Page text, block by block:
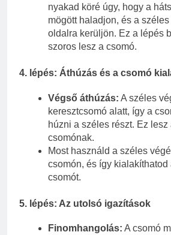
nyakad köré úgy, hogy a
mögött haladjon, és a
oldalra kerüljön. Ez a lépés
szoros lesz a csomó.
4. lépés: Áthúzás és a csomó
Végső áthúzás: A széles
keresztcsomó alatt, így a
húzni a széles részt. Ez lesz
csomónak.
Most használd a széles
csomón, és így kialakíthatod
csomót.
5. lépés: Az utolsó igazítások
Finomhangolás: A csomó